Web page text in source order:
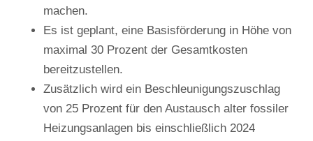
machen.
Es ist geplant, eine Basisförderung in Höhe von
maximal 30 Prozent der Gesamtkosten
bereitzustellen.
Zusätzlich wird ein Beschleunigungszuschlag
von 25 Prozent für den Austausch alter fossiler
Heizungsanlagen bis einschließlich 2024